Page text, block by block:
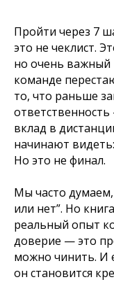
Пройти через 7
это не чеклист.
но очень важный
команде
то, что раньше
вклад в
начинают
Но это не финал.
Мы часто
или нет”. Но
реальный опыт
доверие — это
можно чинить. И
он становится